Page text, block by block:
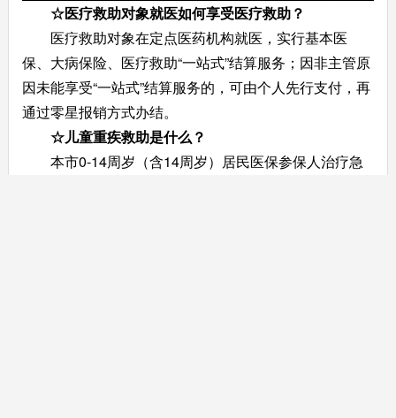
☆医疗救助对象就医如何享受医疗救助？
医疗救助对象在定点医药机构就医，实行基本医
保、大病保险、医疗救助“一站式”结算服务；因非主管原
因未能享受“一站式”结算服务的，可由个人先行支付，再
通过零星报销方式办结。
☆儿童重疾救助是什么？
本市0-14周岁（含14周岁）居民医保参保人治疗急